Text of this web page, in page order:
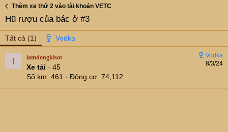
Thêm xe thứ 2 vào tài khoản VETC
Hũ rượu của bác ở #3
Tất cả (1)
I 8/3/24
iamdongkisot
Xe tải · 45
Số km 461 Động cơ 74,112